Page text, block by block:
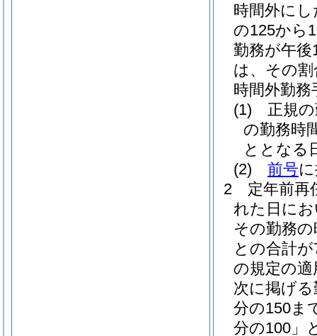
時間外に
の125から
勤務が午
は、その
時間外勤
(1)
正規
の勤務時
ととなる
(2)
前号
2
定年前再
れた日に
その勤務
との合計
の規定の
次に掲げ
分の150ま
分の100」